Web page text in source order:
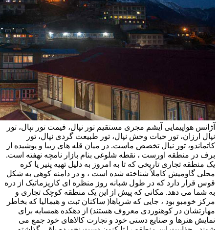
آژانس هواپیمایی آیشم مجری مستقیم تور نپال، قیمت تور نپال، تور
نپال ارزان، تور حیات وحش نپال، تور طبیعت گردی نپال، تور
کاتماندو، تور نپال تخصص ماست. در میان قله های زیبا و پوشیده از
برف در منطقه اورست ، نقطه شلوغی بنام بازار نامچه نهفته است.
یک منطقه تجاری تاریخی که تا به امروز به دلیل تهیه پنیر یا کره
محلی گاومیش کاملاً شناخته شده است ، و در دامنه کوهی به شکل
قوس قرار دارد که در طول شبانه روز منظره ای کاریزماتیک از دره
به شما می دهد. مکانی که پیش از این یک منطقه کوچک تجاری و
مرکز خومبو بود ، جایی که شرپاها( ساکنان تبت و هیمالیا که بخاطر
مهارتشان در کوهنوردی معروف هستند) از دهکده همسایه برای
نمایش هنرها و صنایع دستی خود و تجارت کالاهای خود جمع می